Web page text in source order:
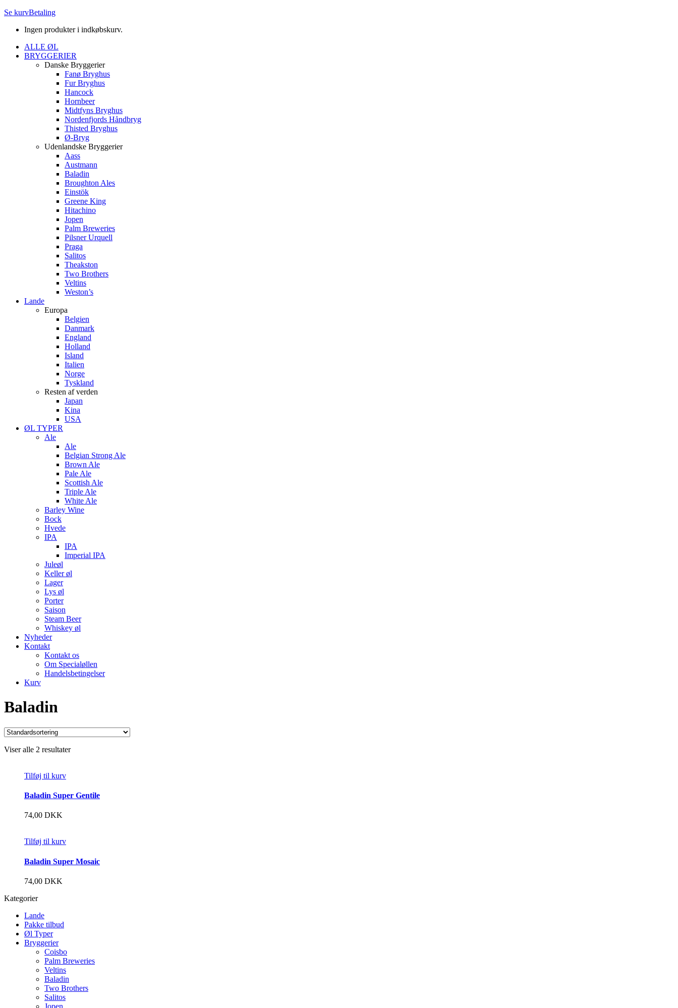
Se kurvBetaling
Ingen produkter i indkøbskurv.
ALLE ØL
BRYGGERIER
Danske Bryggerier
Fanø Bryghus
Fur Bryghus
Hancock
Hornbeer
Midtfyns Bryghus
Nordenfjords Håndbryg
Thisted Bryghus
Ø-Bryg
Udenlandske Bryggerier
Aass
Austmann
Baladin
Broughton Ales
Einstök
Greene King
Hitachino
Jopen
Palm Breweries
Pilsner Urquell
Praga
Salitos
Theakston
Two Brothers
Veltins
Weston’s
Lande
Europa
Belgien
Danmark
England
Holland
Island
Italien
Norge
Tyskland
Resten af verden
Japan
Kina
USA
ØL TYPER
Ale
Ale
Belgian Strong Ale
Brown Ale
Pale Ale
Scottish Ale
Triple Ale
White Ale
Barley Wine
Bock
Hvede
IPA
IPA
Imperial IPA
Juleøl
Keller øl
Lager
Lys øl
Porter
Saison
Steam Beer
Whiskey øl
Nyheder
Kontakt
Kontakt os
Om Specialøllen
Handelsbetingelser
Kurv
Baladin
Viser alle 2 resultater
Tilføj til kurv
Baladin Super Gentile
74,00 DKK
Tilføj til kurv
Baladin Super Mosaic
74,00 DKK
Kategorier
Lande
Pakke tilbud
Øl Typer
Bryggerier
Coisbo
Palm Breweries
Veltins
Baladin
Two Brothers
Salitos
Jopen